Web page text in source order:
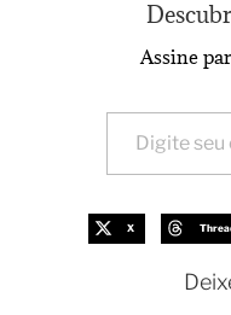
Assine
X